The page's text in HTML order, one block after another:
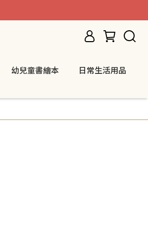
幼兒童書繪本
日常生活用品